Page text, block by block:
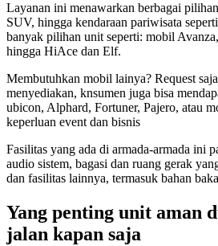
Layanan ini menawarkan berbagai
SUV, hingga kendaraan pariwisata
banyak pilihan unit seperti: mobil
hingga HiAce dan Elf.
Membutuhkan mobil lainya? Request
menyediakan, knsumen juga bisa
ubicon, Alphard, Fortuner, Pajero, atau
keperluan event dan bisnis
Fasilitas yang ada di armada-armada ini
audio sistem, bagasi dan ruang gerak
dan fasilitas lainnya, termasuk bahan
Yang penting unit aman
jalan kapan saja